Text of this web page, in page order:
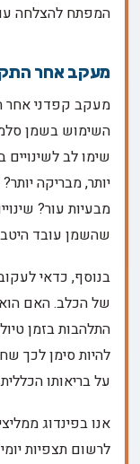
המפתח להצלחה
מעקב אחר
מעקב קפדני אחר
השימוש בשמן
שימו לב
יותר, מבריקה
מבעיות עור?
שהשמן עובד
בנוסף, כדאי
של הכלב. האם הוא
התלהבות בזמן
להיות סימן לכך
על בריאותו
אנו בפינדוג
לרשום תצפיות